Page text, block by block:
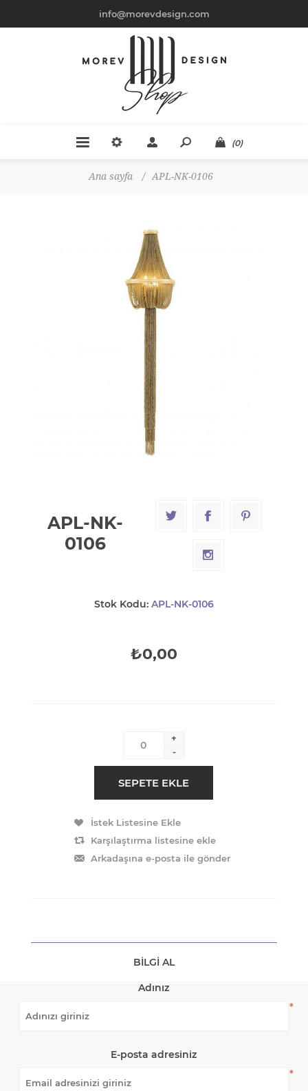
info@morevdesign.com
(0)
Ana sayfa / APL-NK-0106
APL-NK-
0106
Stok Kodu: APL-NK-0106
₺0,00
+
-
BILGI AL
Adınız
*
E-posta adresiniz
*